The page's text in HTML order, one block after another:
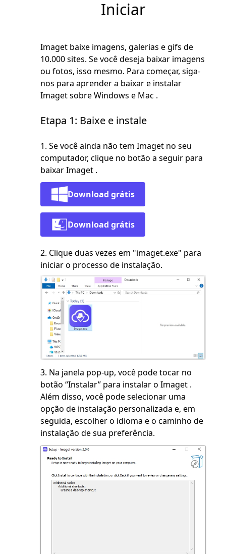
Iniciar
Imaget baixe imagens, galerias e gifs de
10.000 sites. Se você deseja baixar imagens
ou fotos, isso mesmo. Para começar, siga-
nos para aprender a baixar e instalar
Imaget sobre Windows e Mac .
Etapa 1: Baixe e instale
1. Se você ainda não tem Imaget no seu
computador, clique no botão a seguir para
baixar Imaget .
Download grátis
Download grátis
2. Clique duas vezes em "imaget.exe" para
iniciar o processo de instalação.
3. Na janela pop-up, você pode tocar no
botão “Instalar” para instalar o Imaget .
Além disso, você pode selecionar uma
opção de instalação personalizada e, em
seguida, escolher o idioma e o caminho de
instalação de sua preferência.